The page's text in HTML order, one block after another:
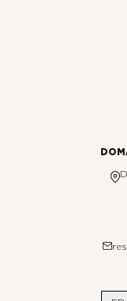
OFFRES &
GALERIE